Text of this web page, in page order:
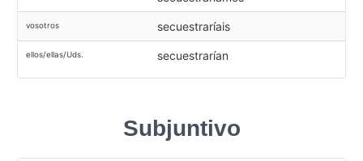
vosotros secuestraríais
ellos/ellas/Uds. secuestrarían
Subjuntivo